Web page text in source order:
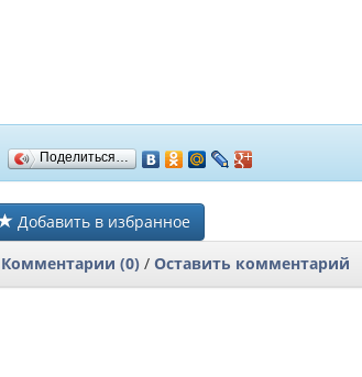
Поделиться…
Добавить в избранное
Комментарии (0) / Оставить комментарий